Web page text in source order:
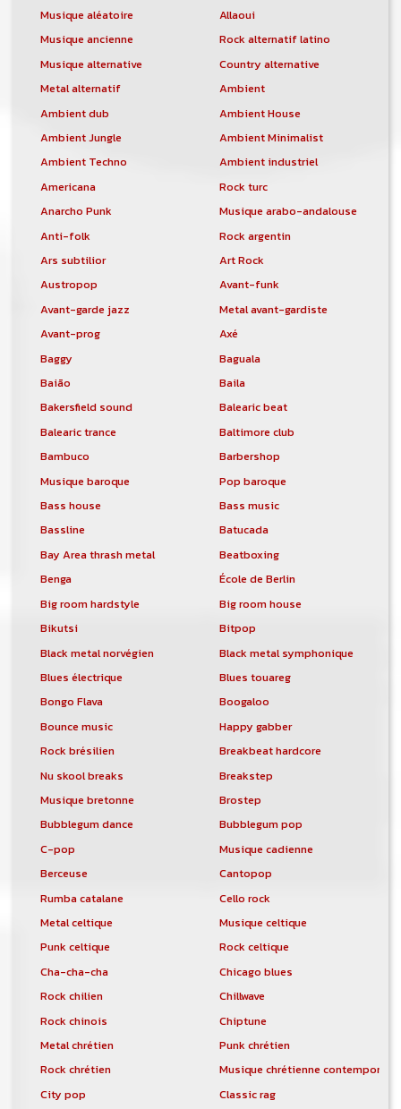
Musique aléatoire
Allaoui
Musique ancienne
Rock alternatif latino
Musique alternative
Country alternative
Metal alternatif
Ambient
Ambient dub
Ambient House
Ambient Jungle
Ambient Minimalist
Ambient Techno
Ambient industriel
Americana
Rock turc
Anarcho Punk
Musique arabo-andalouse
Anti-folk
Rock argentin
Ars subtilior
Art Rock
Austropop
Avant-funk
Avant-garde jazz
Metal avant-gardiste
Avant-prog
Axé
Baggy
Baguala
Baião
Baila
Bakersfield sound
Balearic beat
Balearic trance
Baltimore club
Bambuco
Barbershop
Musique baroque
Pop baroque
Bass house
Bass music
Bassline
Batucada
Bay Area thrash metal
Beatboxing
Benga
École de Berlin
Big room hardstyle
Big room house
Bikutsi
Bitpop
Black metal norvégien
Black metal symphonique
Blues électrique
Blues touareg
Bongo Flava
Boogaloo
Bounce music
Happy gabber
Rock brésilien
Breakbeat hardcore
Nu skool breaks
Breakstep
Musique bretonne
Brostep
Bubblegum dance
Bubblegum pop
C-pop
Musique cadienne
Berceuse
Cantopop
Rumba catalane
Cello rock
Metal celtique
Musique celtique
Punk celtique
Rock celtique
Cha-cha-cha
Chicago blues
Rock chilien
Chillwave
Rock chinois
Chiptune
Metal chrétien
Punk chrétien
Rock chrétien
Musique chrétienne
City pop
Classic rag